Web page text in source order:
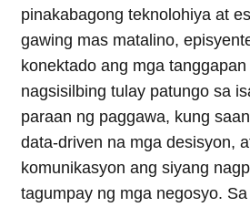
pinakabagong teknolohiya at
gawing mas matalino,
konektado ang mga
nagsisilbing tulay patungo sa
paraan ng paggawa, kung
data-driven na mga desisyon,
komunikasyon ang siyang
tagumpay ng mga negosyo.